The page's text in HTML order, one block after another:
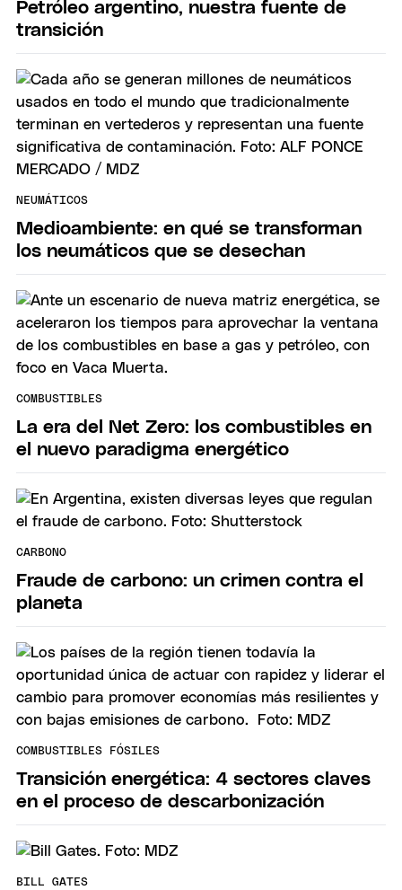
Petróleo argentino, nuestra fuente de
transición
NEUMÁTICOS
Medioambiente: en qué se transforman
los neumáticos que se desechan
COMBUSTIBLES
La era del Net Zero: los combustibles en
el nuevo paradigma energético
CARBONO
Fraude de carbono: un crimen contra el
planeta
COMBUSTIBLES FÓSILES
Transición energética: 4 sectores claves
en el proceso de descarbonización
BILL GATES